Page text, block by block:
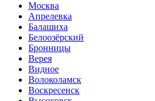
Москва
Апрелевка
Балашиха
Белоозёрский
Бронницы
Верея
Видное
Волоколамск
Воскресенск